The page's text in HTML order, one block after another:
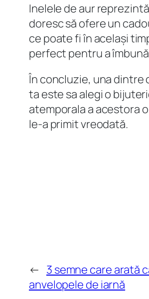
Inelele de aur
doresc să ofere un
ce poate fi în același
perfect pentru a
În concluzie, una dintre
ta este sa alegi o
atemporala a acestora
le-a primit vreodată.
← 3 semne care arată
anvelopele de iarnă